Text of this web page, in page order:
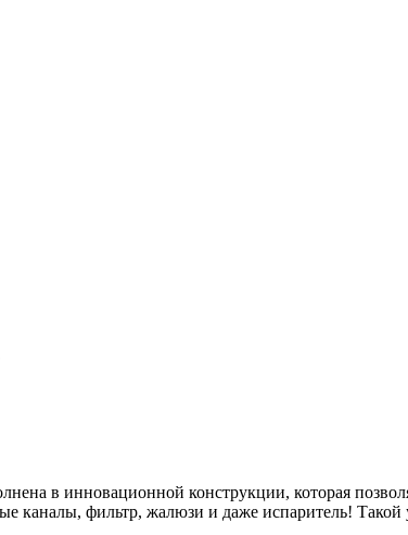
в инновационной конструкции, которая
каналы, фильтр, жалюзи и даже испаритель!